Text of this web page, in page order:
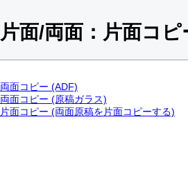
片面/両面：片面コ
両面コピー (ADF)
両面コピー (原稿ガラス)
片面コピー (両面原稿を片面コピーする)